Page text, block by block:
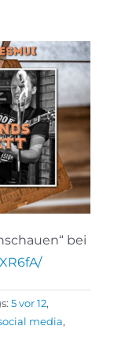
bei
5 vor 12,
media,